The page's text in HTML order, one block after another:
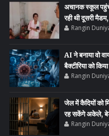
अचानक स्कूल
रही थी दूसरी
Rangin
AI ने बनाया वो
बैक्टीरिया को
Rangin
जेल में कैदियों को
रह सकेंगे अकेले, बेड
Rangin